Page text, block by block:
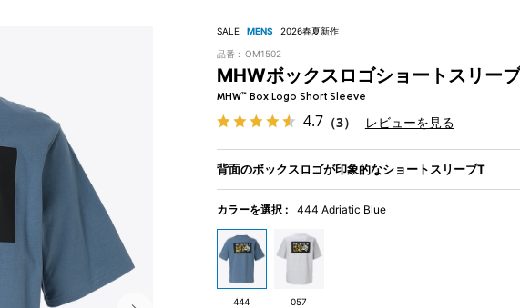
SALE MENS 2026春夏新作
品番 : OM1502
MHWボックスロゴショートスリー
MHW™ Box Logo Short Sleeve
4.7（3） レビューを見る
背面のボックスロゴが印象的なショートスリーブT
カラーを選択 : 444 Adriatic Blue
444 057